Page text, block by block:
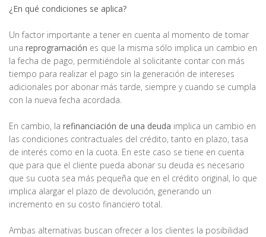
¿En qué condiciones se aplica?
Un factor importante a tener en cuenta al momento de tomar
una reprogramación es que la misma sólo implica un cambio en
la fecha de pago, permitiéndole al solicitante contar con más
tiempo para realizar el pago sin la generación de intereses
adicionales por abonar más tarde, siempre y cuando se cumpla
con la nueva fecha acordada.
En cambio, la refinanciación de una deuda implica un cambio en
las condiciones contractuales del crédito, tanto en plazo, tasa
de interés como en la cuota. En este caso se tiene en cuenta
que para que el cliente pueda abonar su deuda es necesario
que su cuota sea más pequeña que en el crédito original, lo que
implica alargar el plazo de devolución, generando un
incremento en su costo financiero total.
Ambas alternativas buscan ofrecer a los clientes la posibilidad